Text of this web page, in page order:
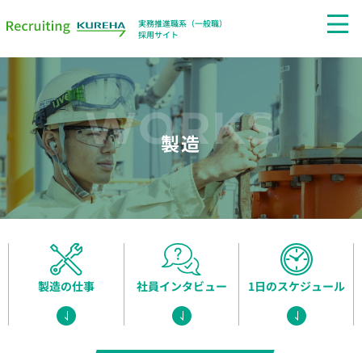
実務推進職系（一般職）
採用サイト
WORKS
製造
製造の仕事 社員インタビュー 1日のスケジュール